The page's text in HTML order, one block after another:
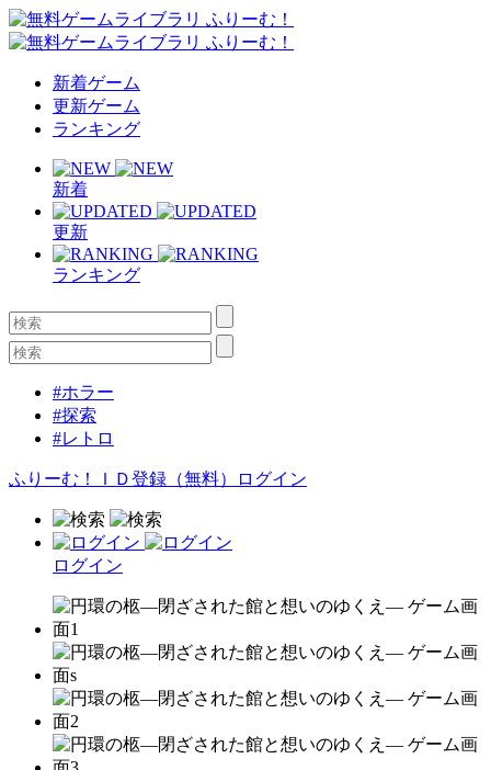
新着ゲーム
更新ゲーム
ランキング
新着
更新
ランキング
#ホラー
#探索
#レトロ
ふりーむ！ＩＤ登録（無料） ログイン
ログイン